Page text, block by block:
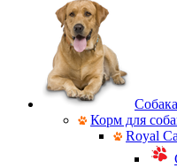
Корм для
Royal